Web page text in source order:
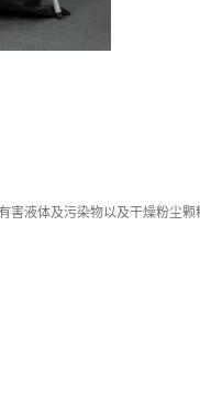
害液体及污染物以及干燥粉尘